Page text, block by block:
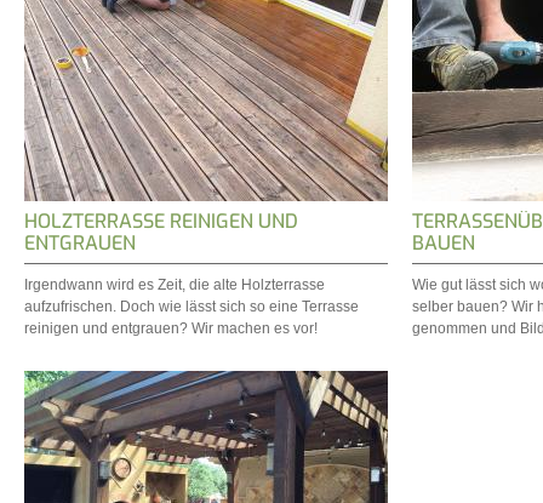
HOLZTERRASSE REINIGEN UND
ENTGRAUEN
Irgendwann wird es Zeit, die alte Holzterrasse
aufzufrischen. Doch wie lässt sich so eine Terrasse
reinigen und entgrauen? Wir machen es vor!
BAUEN
Wie gut lässt sich
selber bauen? Wir
genommen und